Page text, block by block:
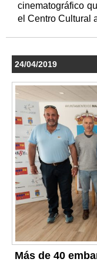
cinematográfico
el Centro Cultural
24/04/2019
Más de 40